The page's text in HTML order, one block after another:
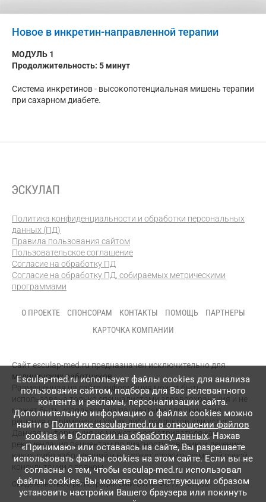
Новое в инкретин-направленной терапии
МОДУЛЬ 1
Продолжительность: 5 минут
Система инкретинов - высокопотенциальная мишень терапии
при сахарном диабете.
Политика конфиденциальности и обработки персональных
данных (ПД)
Правила пользования сайтом
Пользовательское соглашение
Согласие на обработку ПД
Согласие на обработку ПД, собираемых метрическими
программами
О ПРОЕКТЕ СПОНСОРАМ КОНТАКТЫ ПОМОЩЬ
ПАРТНЕРЫ
КАРТОЧКА КОМПАНИИ
Сайт esculap-med.ru предназначен исключительно для
медицинских работников.
Размещенная на сайте информация может быть
использована только специалистами здравоохранения и не
может быть использована пациентами для принятия
решения о применении каких-либо продуктов или услуг.
Данная информация не может рассматриваться как
рекомендация пациентам по диагностированию и лечению
каких-либо заболеваний и не может служить заменой очной
консультации с врачом.
Свидетельство о регистрации СМИЭЛ № ФС 77 – 87083
Esculap-med.ru использует файлы сookies для анализа
пользования сайтом, подбора для Вас релевантного
контента и рекламы, персонализации сайта.
Дополнительную информацию о файлах cookies можно
найти вПолитике esculap-med.ru в отношении файлов
cookiesи вСогласии на обработку данных. Нажав
«Принимаю» или оставаясь на сайте, Вы разрешаете
использовать файлы cookies на этом сайте. Если вы не
согласны с тем, чтобы esculap-med.ru использовал
файлы сookies, Вы можете соответствующим образом
установить настройки Вашего браузера или покинуть